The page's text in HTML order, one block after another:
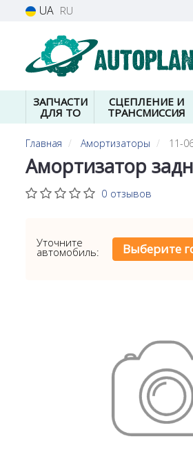
UA RU
ЗАПЧАСТИ
ДЛЯ ТО
СЦЕПЛЕНИЕ И
ТРАНСМИССИЯ
Главная Амортизаторы 11-
Амортизатор
0 отзывов
Уточните
автомобиль: Выберите